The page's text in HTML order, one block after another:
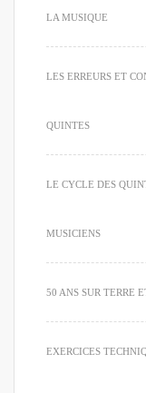
LA MUSIQUE
LES ERREURS ET
QUINTES
LE CYCLE DES
MUSICIENS
50 ANS SUR TERRE
EXERCICES